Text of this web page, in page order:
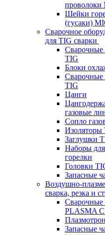
Шейки
(гусаки)
Сварочное
для TIG сварки
Сварочные
TIG
Блоки
Сварочные
TIG
Цанги
газовые
Сопло
Изоляторы
Заглушки
Наборы
горелки
Головки
Запасные
Воздушно-
сварка, резка и
Сварочные
PLASMA
Запасные